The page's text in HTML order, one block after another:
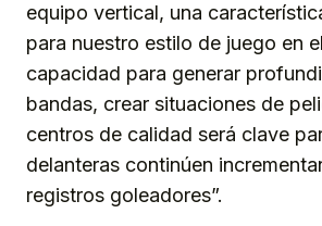
equipo vertical, una
para nuestro estilo de juego en
capacidad para generar
bandas, crear situaciones de
centros de calidad será clave
delanteras continúen
registros goleadores”.